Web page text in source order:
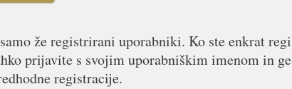
že registrirani uporabniki. Ko ste enkrat
prijavite s svojim uporabniškim imenom in
registracije.